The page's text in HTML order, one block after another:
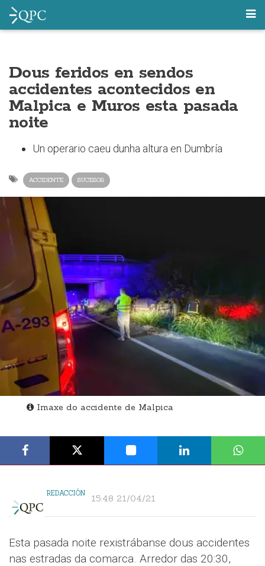
Dous feridos en sendos
accidentes acontecidos en
Malpica e Muros esta pasada
noite
Un operario caeu dunha altura en Dumbría
ACCIDENTE SUCESOS
Imaxe do accidente de Malpica
REDACCIÓN 15:48 21/04/21
Esta pasada noite rexistrábanse dous accidentes
nas estradas da comarca. Arredor das 20:30,